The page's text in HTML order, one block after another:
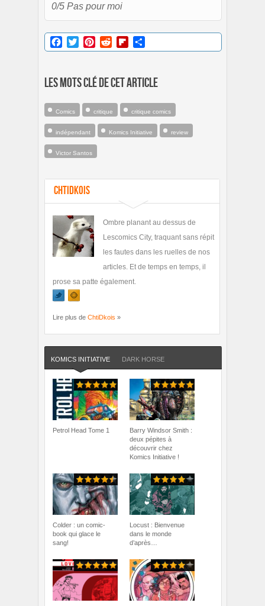
0/5 Pas pour moi
Facebook
TwitterPinterestRedditFlipboard
Les mots clé de cet article
Comics critique critique comics
indépendant Komics Initiative review
Victor Santos
ChtiDkois
Ombre planant au dessus de
Lescomics City, traquant sans répit
les fautes dans les ruelles de nos
articles. Et de temps en temps, il
prose sa patte également.
Lire plus de ChtiDkois »
KOMICS INITIATIVE DARK HORSE
Petrol Head Tome 1
Barry Windsor Smith :
deux pépites à
découvrir chez
Komics Initiative !
Colder : un comic-
book qui glace le
sang!
Locust : Bienvenue
dans le monde
d’après…